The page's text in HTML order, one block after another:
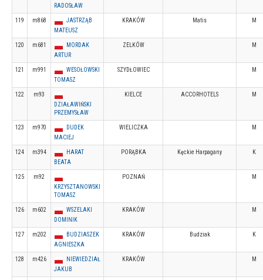
RADOSŁAW
119 m868
JASTRZĄB
MATEUSZ
KRAKÓW Matis M
120 m681
MORDAK
ARTUR
ZELKÓW M
121 m991
WESOŁOWSKI
TOMASZ
SZYDŁOWIEC M
122
m93
DZIAŁAWIŃSKI
PRZEMYSŁAW
KIELCE ACCORHOTELS M
123 m970
DUDEK
MACIEJ
WIELICZKA M
124 m394
HARAT
BEATA
PORĄBKA Kęckie Harpagany K
125
m92
KRZYSZTANOWSKI
TOMASZ
POZNAŃ M
126 m602
WSZELAKI
DOMINIK
KRAKÓW M
127 m202
BUDZIASZEK
AGNIESZKA
KRAKÓW Budziak K
128 m426
NIEWIEDZIAŁ
JAKUB
KRAKÓW M